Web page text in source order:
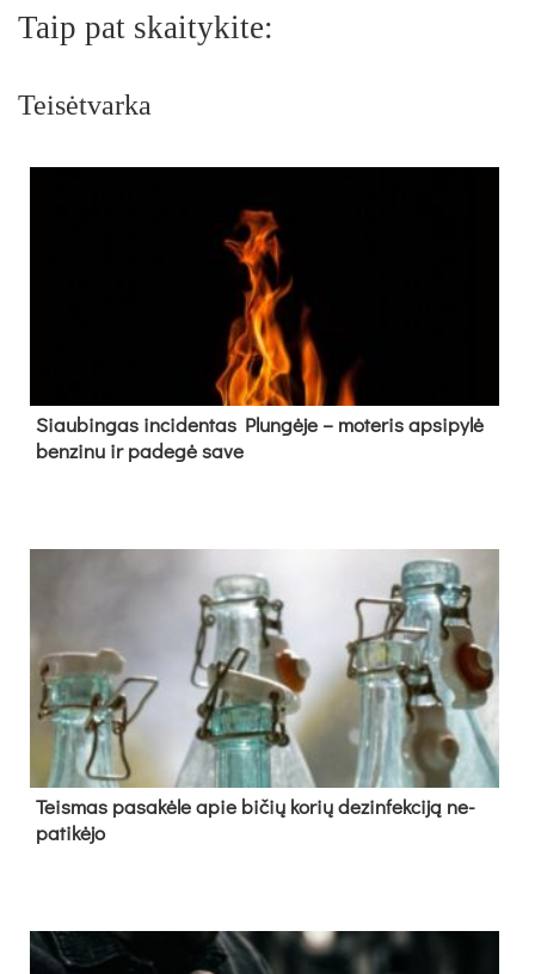
Taip pat skaitykite:
Teisėtvarka
Siau­bin­gas in­ci­den­tas Plun­gė­je – mo­te­ris ap­si­py­lė
ben­zi­nu ir pa­de­gė sa­ve
Teis­mas pa­sa­kė­le apie bi­čių ko­rių de­zin­fek­ci­ją ne­
pa­ti­kė­jo